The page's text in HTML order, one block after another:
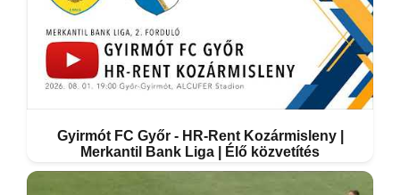
Gyirmót FC Győr - HR-Rent Kozármisleny |
Merkantil Bank Liga | Élő közvetítés